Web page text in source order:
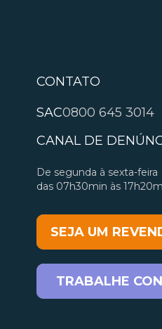
CONTATO
SAC0800 645 3014
CANAL DE
De segunda à sexta-feira
das 07h30min às
SEJA UM
TRABALHE